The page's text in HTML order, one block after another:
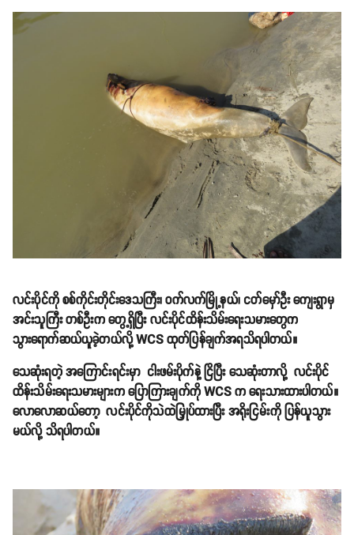
လင်းပိုင်ကို စစ်ကိုင်းတိုင်းဒေသကြီး၊ ဝက်လက်မြို့နယ်၊ ငတ်မှော်ဦး ကျေးရွာမှ
အင်းသူကြီး တစ်ဦးက တွေ့ရှိပြီး လင်းပိုင်ထိန်းသိမ်းရေးသမားတွေက
သွားရောက်ဆယ်ယူခဲ့တယ်လို့ WCS ထုတ်ပြန်ချက်အရသိရပါတယ်။
သေဆုံးရတဲ့ အကြောင်းရင်းမှာ ငါးဖမ်းပိုက်နဲ့ ငြိပြီး သေဆုံးတာလို့ လင်းပိုင်
ထိန်းသိမ်းရေးသမားများက ပြောကြားချက်ကို WCS က ရေးသားထားပါတယ်။
လောလောဆယ်တော့ လင်းပိုင်ကိုသဲထဲမြှုပ်ထားပြီး အရိုးငြမ်းကို ပြန်ယူသွား
မယ်လို့ သိရပါတယ်။